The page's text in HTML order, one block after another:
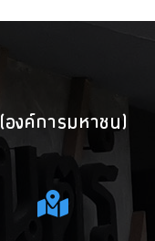
งค์การมหาชน)